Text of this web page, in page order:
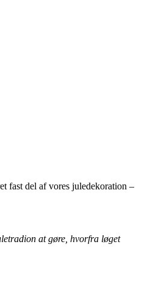
fast del af vores juledekoration –
at gøre, hvorfra løget